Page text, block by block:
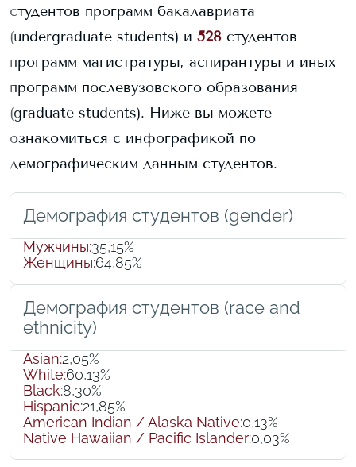
студентов программ бакалавриата
(undergraduate students) и 528 студентов
программ магистратуры, аспирантуры и иных
программ послевузовского образования
(graduate students). Ниже вы можете
ознакомиться с инфографикой по
демографическим данным студентов.
Демография студентов (gender)
Мужчины:35,15%
Женщины:64,85%
Демография студентов (race and
ethnicity)
Asian:2,05%
White:60,13%
Black:8,30%
Hispanic:21,85%
American Indian / Alaska Native:0,13%
Native Hawaiian / Pacific Islander:0,03%